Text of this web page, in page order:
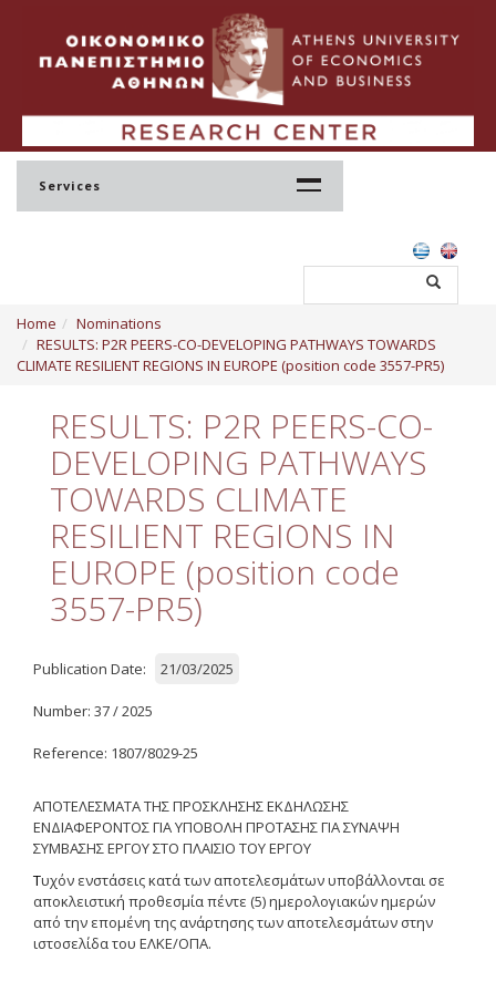
Services
Profile
Regulation
Administration
Staff
Quality
ETHICS
Useful Links
Management
Meetings
Management Guide
(ιστορικό αρχείο)
Δημοσιότητα
Logos - Funding
Frameworks
Home
Nominations
RESULTS: P2R PEERS-CO-DEVELOPING PATHWAYS TOWARDS
CLIMATE RESILIENT REGIONS IN EUROPE (position code 3557-PR5)
RESULTS: P2R PEERS-CO-
DEVELOPING PATHWAYS
TOWARDS CLIMATE
RESILIENT REGIONS IN
EUROPE (position code
3557-PR5)
Publication Date: 21/03/2025
Number: 37 / 2025
Reference: 1807/8029-25
ΑΠΟΤΕΛΕΣΜΑΤΑ ΤΗΣ ΠΡΟΣΚΛΗΣΗΣ ΕΚΔΗΛΩΣΗΣ
ΕΝΔΙΑΦΕΡΟΝΤΟΣ ΓΙΑ ΥΠΟΒΟΛΗ ΠΡΟΤΑΣΗΣ ΓΙΑ ΣΥΝΑΨΗ
ΣΥΜΒΑΣΗΣ ΕΡΓΟΥΣΤΟ ΠΛΑΙΣΙΟ ΤΟΥΕΡΓΟΥ
Τυχόν ενστάσεις κατά των αποτελεσμάτων υποβάλλονται σε
αποκλειστική προθεσμία πέντε (5) ημερολογιακών ημερών
από την επομένη της ανάρτησης των αποτελεσμάτων στην
ιστοσελίδα του ΕΛΚΕ/ΟΠΑ.